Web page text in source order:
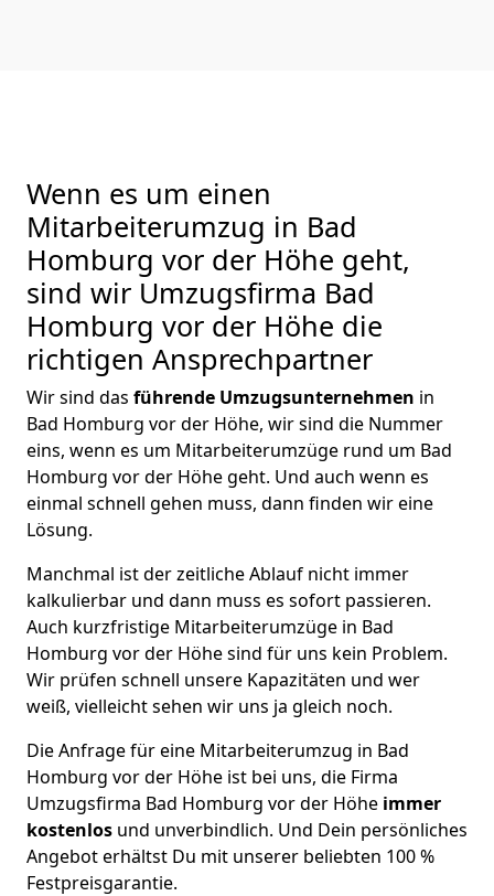
Wenn es um einen
Mitarbeiterumzug in Bad
Homburg vor der Höhe geht,
sind wir Umzugsfirma Bad
Homburg vor der Höhe die
richtigen Ansprechpartner
Wir sind das führende Umzugsunternehmen in
Bad Homburg vor der Höhe, wir sind die Nummer
eins, wenn es um Mitarbeiterumzüge rund um Bad
Homburg vor der Höhe geht. Und auch wenn es
einmal schnell gehen muss, dann finden wir eine
Lösung.
Manchmal ist der zeitliche Ablauf nicht immer
kalkulierbar und dann muss es sofort passieren.
Auch kurzfristige Mitarbeiterumzüge in Bad
Homburg vor der Höhe sind für uns kein Problem.
Wir prüfen schnell unsere Kapazitäten und wer
weiß, vielleicht sehen wir uns ja gleich noch.
Die Anfrage für eine Mitarbeiterumzug in Bad
Homburg vor der Höhe ist bei uns, die Firma
Umzugsfirma Bad Homburg vor der Höhe immer
kostenlos und unverbindlich. Und Dein persönliches
Angebot erhältst Du mit unserer beliebten 100 %
Festpreisgarantie.